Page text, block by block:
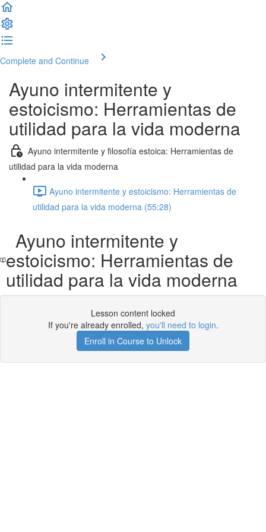
Complete and Continue
Ayuno intermitente y
estoicismo: Herramientas de
utilidad para la vida moderna
Ayuno intermitente y filosofía estoica: Herramientas de
utilidad para la vida moderna
Ayuno intermitente y estoicismo: Herramientas de
utilidad para la vida moderna (55:28)
Ayuno intermitente y
estoicismo: Herramientas de
utilidad para la vida moderna
Lesson content locked
If you're already enrolled, you'll need to login.
Enroll in Course to Unlock